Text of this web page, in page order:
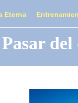
Eterna
Pasar